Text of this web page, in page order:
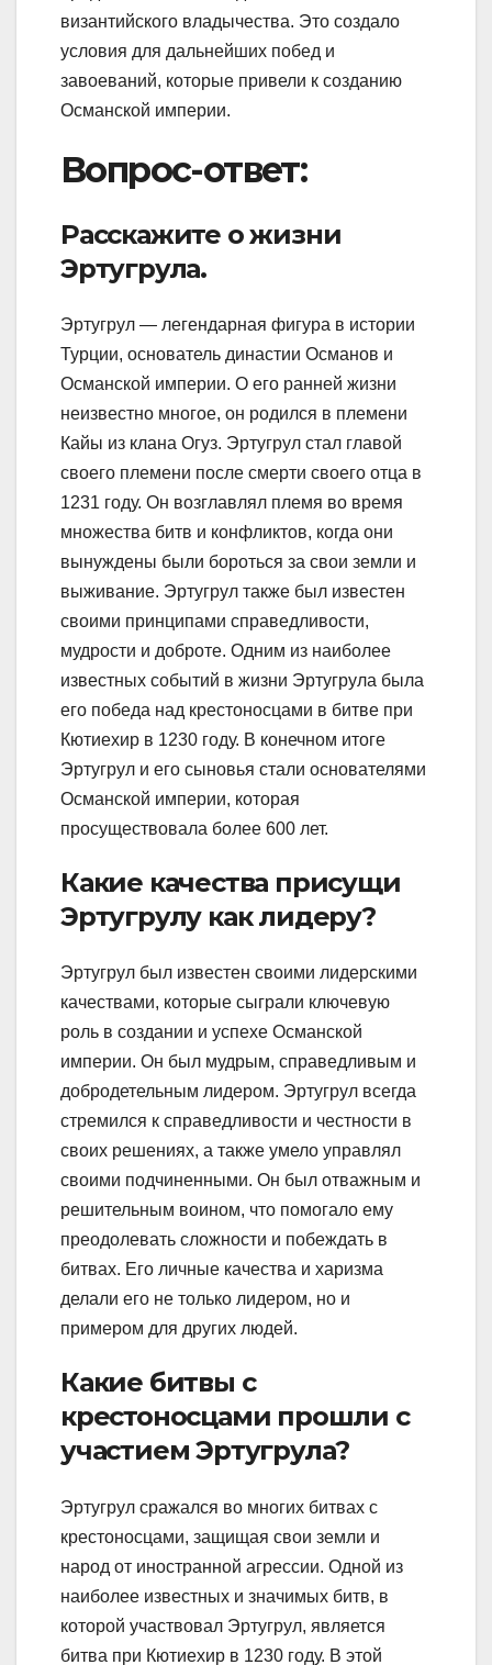
византийского владычества. Это создало
условия для дальнейших побед и
завоеваний, которые привели к созданию
Османской империи.
Вопрос-ответ:
Расскажите о жизни
Эртугрула.
Эртугрул — легендарная фигура в истории
Турции, основатель династии Османов и
Османской империи. О его ранней жизни
неизвестно многое, он родился в племени
Кайы из клана Огуз. Эртугрул стал главой
своего племени после смерти своего отца в
1231 году. Он возглавлял племя во время
множества битв и конфликтов, когда они
вынуждены были бороться за свои земли и
выживание. Эртугрул также был известен
своими принципами справедливости,
мудрости и доброте. Одним из наиболее
известных событий в жизни Эртугрула была
его победа над крестоносцами в битве при
Кютиехир в 1230 году. В конечном итоге
Эртугрул и его сыновья стали основателями
Османской империи, которая
просуществовала более 600 лет.
Какие качества присущи
Эртугрулу как лидеру?
Эртугрул был известен своими лидерскими
качествами, которые сыграли ключевую
роль в создании и успехе Османской
империи. Он был мудрым, справедливым и
добродетельным лидером. Эртугрул всегда
стремился к справедливости и честности в
своих решениях, а также умело управлял
своими подчиненными. Он был отважным и
решительным воином, что помогало ему
преодолевать сложности и побеждать в
битвах. Его личные качества и харизма
делали его не только лидером, но и
примером для других людей.
Какие битвы с
крестоносцами прошли с
участием Эртугрула?
Эртугрул сражался во многих битвах с
крестоносцами, защищая свои земли и
народ от иностранной агрессии. Одной из
наиболее известных и значимых битв, в
которой участвовал Эртугрул, является
битва при Кютиехир в 1230 году. В этой